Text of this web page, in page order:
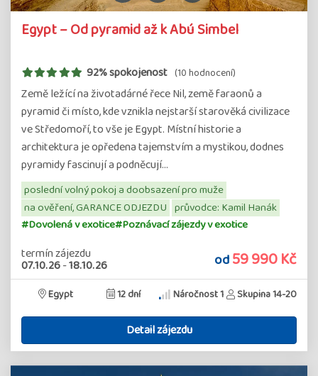
Egypt – Od pyramid až k Abú Simbel
92% spokojenost (10 hodnocení)
Země ležící na životadárné řece Nil, země faraonů a
pyramid či místo, kde vznikla nejstarší starověká civilizace
ve Středomoří, to vše je Egypt. Místní historie a
architektura je opředena tajemstvím a mystikou, dodnes
pyramidy fascinují a podněcují…
poslední volný pokoj a doobsazení pro muže
na ověření, GARANCE ODJEZDU průvodce: Kamil Hanák
#Dovolená v exotice#Poznávací zájezdy v exotice
termín zájezdu
07.10.26-18.10.26 od59 990 Kč
Egypt 12 dní Náročnost 1 Skupina 14-20
Detail zájezdu